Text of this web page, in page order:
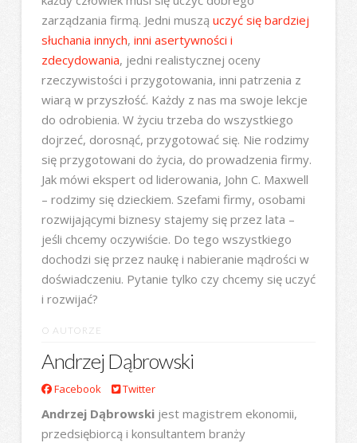
zarządzania firmą. Jedni muszą uczyć się bardziej
słuchania innych, inni asertywności i
zdecydowania, jedni realistycznej oceny
rzeczywistości i przygotowania, inni patrzenia z
wiarą w przyszłość. Każdy z nas ma swoje lekcje
do odrobienia. W życiu trzeba do wszystkiego
dojrzeć, dorosnąć, przygotować się. Nie rodzimy
się przygotowani do życia, do prowadzenia firmy.
Jak mówi ekspert od liderowania, John C. Maxwell
– rodzimy się dzieckiem. Szefami firmy, osobami
rozwijającymi biznesy stajemy się przez lata –
jeśli chcemy oczywiście. Do tego wszystkiego
dochodzi się przez naukę i nabieranie mądrości w
doświadczeniu. Pytanie tylko czy chcemy się uczyć
i rozwijać?
O AUTORZE
Andrzej Dąbrowski
Facebook Twitter
Andrzej Dąbrowskijest magistrem ekonomii,
przedsiębiorcą i konsultantem branży